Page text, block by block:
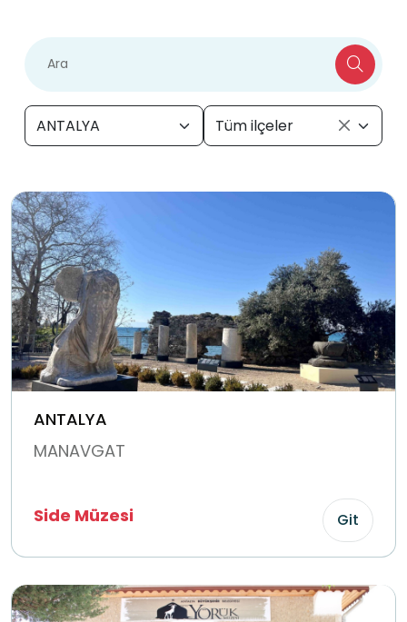
ANTALYA Tüm ilçeler
ANTALYA
MANAVGAT
Side Müzesi Git